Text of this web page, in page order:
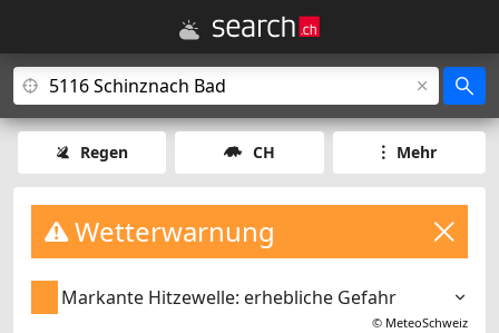
Regen CH Mehr
Wetterwarnung
Markante Hitzewelle: erhebliche Gefahr
© MeteoSchweiz